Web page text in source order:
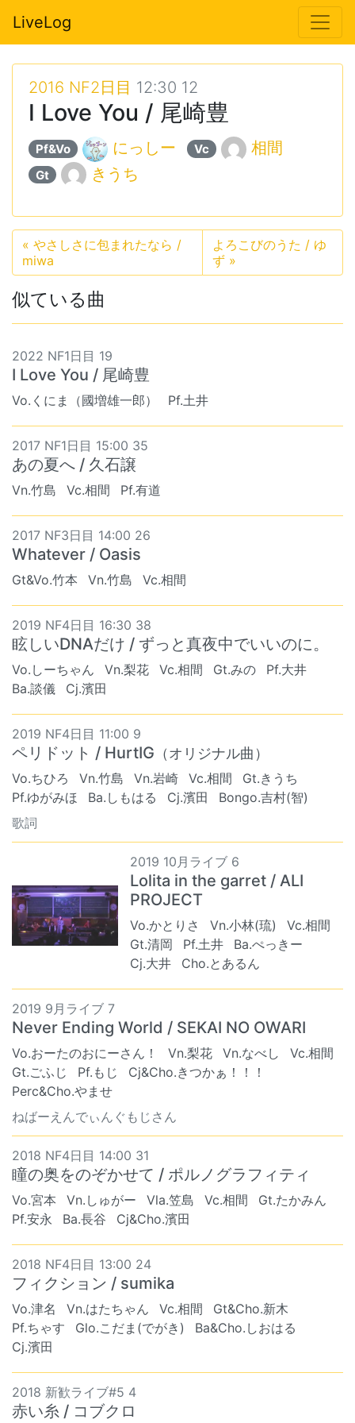
LiveLog
2016 NF2日目 12:30 12
I Love You / 尾崎豊
Pf&Vo にっしー Vc 相間
Gt きうち
« やさしさに包まれたなら /
miwa
よろこびのうた / ゆ
ず »
似ている曲
2022 NF1日目 19
I Love You / 尾崎豊
Vo.くにま（國増雄一郎） Pf.土井
2017 NF1日目 15:00 35
あの夏へ / 久石譲
Vn.竹島 Vc.相間 Pf.有道
2017 NF3日目 14:00 26
Whatever / Oasis
Gt&Vo.竹本 Vn.竹島 Vc.相間
2019 NF4日目 16:30 38
眩しいDNAだけ / ずっと真夜中でいいのに。
Vo.しーちゃん Vn.梨花 Vc.相間 Gt.みの
Pf.大井
Ba.談儀
Cj.濱田
2019 NF4日目 11:00 9
ペリドット / HurtIG （オリジナル曲）
Vo.ちひろ Vn.竹島 Vn.岩崎 Vc.相間
Gt.きうち
Pf.ゆがみほ
Ba.しもはる Cj.濱田
Bongo.吉村(智)
歌詞
2019 10月ライブ 6
Lolita in the garret / ALI
PROJECT
Vo.かとりさ Vn.小林(琉)
Vc.相間
Gt.清岡
Pf.土井
Ba.ぺっきー
Cj.大井
Cho.とあるん
2019 9月ライブ 7
Never Ending World / SEKAI NO OWARI
Vo.おーたのおにーさん！ Vn.梨花 Vn.なべし
Vc.相間
Gt.ごふじ
Pf.もじ
Cj&Cho.きつかぁ！！！
Perc&Cho.やませ
ねばーえんでぃんぐもじさん
2018 NF4日目 14:00 31
瞳の奥をのぞかせて / ポルノグラフィティ
Vo.宮本 Vn.しゅがー Vla.笠島 Vc.相間
Gt.たかみん
Pf.安永
Ba.長谷 Cj&Cho.濱田
2018 NF4日目 13:00 24
フィクション / sumika
Vo.津名 Vn.はたちゃん Vc.相間
Gt&Cho.新木
Pf.ちゃす
Glo.こだま(でがき)
Ba&Cho.しおはる
Cj.濱田
2018 新歓ライブ#5 4
赤い糸 / コブクロ